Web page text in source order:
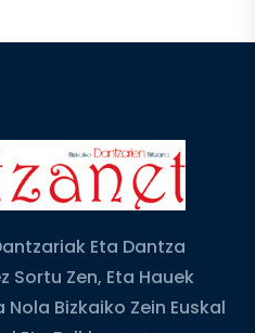
Eta Dantza
Sortu Zen, Eta Hauek
Bizkaiko Zein Euskal